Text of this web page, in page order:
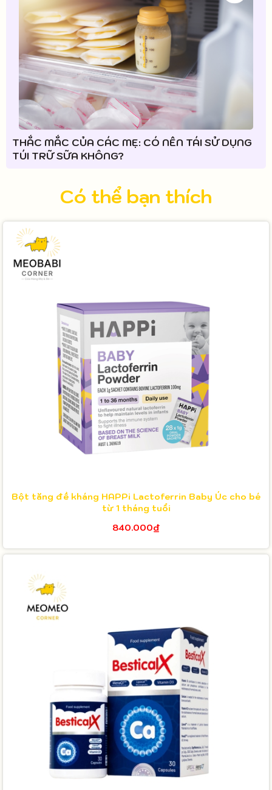
THẮC MẮC CỦA CÁC MẸ: CÓ NÊN TÁI SỬ DỤNG
TÚI TRỮ SỮA KHÔNG?
Có thể bạn thích
Bột tăng đề kháng HAPPi Lactoferrin Baby Úc cho bé
từ 1 tháng tuổi
840.000₫